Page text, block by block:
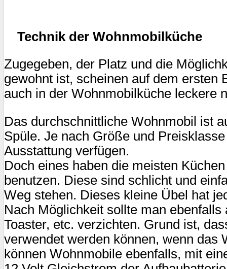
Technik der Wohnmobilküche
Zugegeben, der Platz und die
gewohnt ist, scheinen auf dem ersten
auch in der Wohnmobilküche leckere
Das durchschnittliche Wohnmobil ist
Spüle. Je nach Größe und
Ausstattung verfügen.
Doch eines haben die meisten
benutzen. Diese sind schlicht und
Weg stehen. Dieses kleine Übel hat
Nach Möglichkeit sollte man
Toaster, etc. verzichten. Grund ist,
verwendet werden können, wenn das
können Wohnmobile ebenfalls, mit